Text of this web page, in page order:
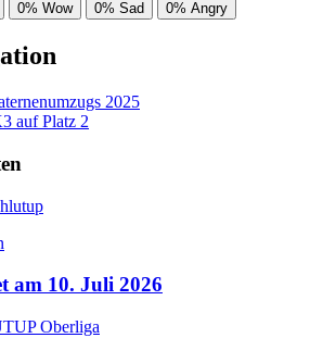
0% Wow 0% Sad 0% Angry
2025
auf Platz 2
am 10. Juli 2026